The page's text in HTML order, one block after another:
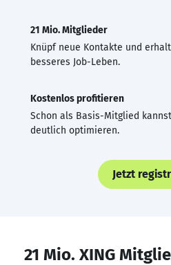
21 Mio. Mitglieder
Knüpf neue Kontakte und
besseres Job-Leben.
Kostenlos profitieren
Schon als Basis-Mitglied
deutlich optimieren.
Jetzt
21 Mio. XING